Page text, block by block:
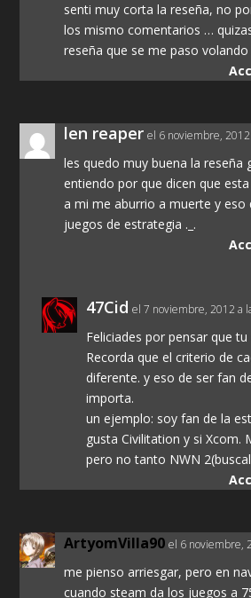
senti muy corta la reseña, no
los mismo comentarios …
reseña que se me paso volando
len reaper el 6 noviembre, 2012
les quedo muy buena la reseña
entiendo por que dicen que
a mi me aburrio a muerte y eso
juegos de estrategia ._.
47Cid el 7 noviembre, 2012 a
Feliciades por pensar que
Recorda que el criterio de
diferente. y eso de ser fan
importa.
un ejemplo: soy fan de la
gusta Civilitation y si Xcom.
pero no tanto NWN
ArtyomVilla90 el 6 noviembre,
me pienso arriesgar, pero en
cuando steam da los juegos a